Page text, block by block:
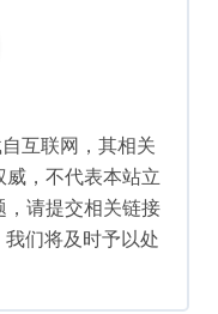
互联网，其相关
，不代表本站立
请提交相关链接
们将及时予以处